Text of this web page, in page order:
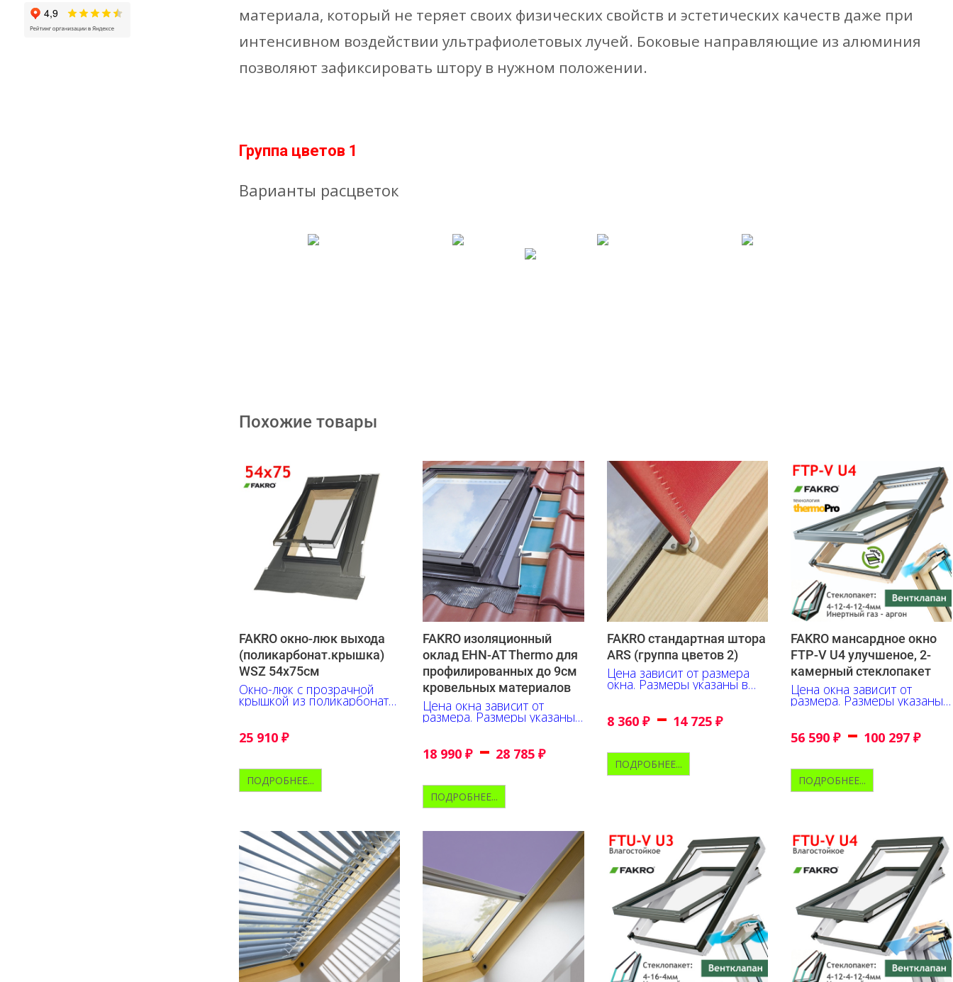
материала, который не теряет своих физических свойств и эстетических качеств даже при
интенсивном воздействии ультрафиолетовых лучей. Боковые направляющие из алюминия
позволяют зафиксировать штору в нужном положении.
Группа цветов 1
Варианты расцветок
Похожие товары
FAKRO окно-люк выхода
(поликарбонат.крышка)
WSZ 54х75см
Окно-люк с прозрачной
крышкой из поликарбоната.
Все уже в комплекте с
25 910 ₽
ПОДРОБНЕЕ...
FAKRO изоляционный
оклад EHN-AT Thermo для
профилированных до 9см
кровельных материалов
Цена окна зависит от
размера. Размеры указаны
в см.
18 990₽ – 28 785₽
ПОДРОБНЕЕ...
FAKRO стандартная штора
ARS (группа цветов 2)
Цена зависит от размера
окна. Размеры указаны в
сантиметрах
8 360 ₽ – 14 725 ₽
ПОДРОБНЕЕ...
FAKRO мансардное окно
FTP-V U4 улучшеное, 2-
камерный стеклопакет
Цена окна зависит от
размера. Размеры указаны
в сантиметрах
56 590 ₽ – 100 297 ₽
ПОДРОБНЕЕ...